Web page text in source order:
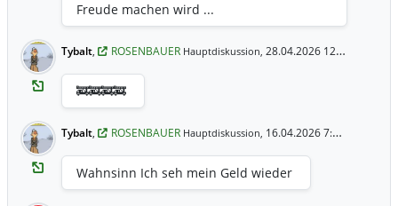
Freude machen wird ...
Tybalt, ROSENBAUER Hauptdiskussion, 28.04.2026 12:56 Uhr
🚒🚒🚒🚒
Tybalt, ROSENBAUER Hauptdiskussion, 16.04.2026 7:25 Uhr
Wahnsinn Ich seh mein Geld wieder